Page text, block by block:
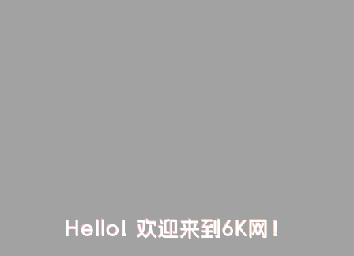
Hello! 欢迎来到6K网！